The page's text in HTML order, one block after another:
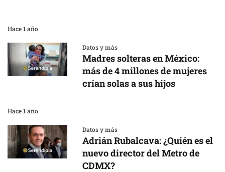
Hace 1 año
Datos y más
Madres solteras en México:
más de 4 millones de mujeres
crían solas a sus hijos
Hace 1 año
Datos y más
Adrián Rubalcava: ¿Quién es el
nuevo director del Metro de
CDMX?